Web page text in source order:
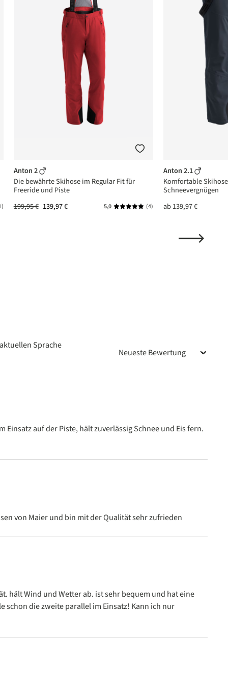
Bewertung von 5 von 5 Sternen
Anton 2
Die bewährte Skihose im Regular Fit für
Freeride und Piste
199,95 € 139,97 € 5,0 Durchschnittliche Bewertung
(4)
Anton 2.1
Komfortable
Schneevergnügen
ab139,97 €
Sprache
Einsatz auf der Piste, hält zuverlässig Schnee und Eis fern.
von Maier und bin mit der Qualität sehr zufrieden
hält Wind und Wetter ab. ist sehr bequem und hat eine
schon die zweite parallel im Einsatz! Kann ich nur